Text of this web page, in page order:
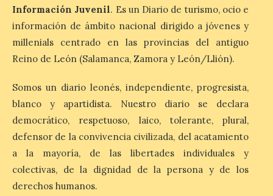
León es la provincia más
económica (116€/noche),
pero también una de las
más agotadas: solo un 4%
provincias con menos margen: apenas un
1% de los alojamientos siguen libres para
esas […]
El eclipse genera un boom
de reservas hoteleras y
precios desorbitados,
Información Juvenil. Es un Diario de turismo, ocio e
información de ámbito nacional dirigido a jóvenes y
millenials centrado en las provincias del antiguo
Reino de León (Salamanca, Zamora y León/Llión).
Somos un diario leonés, independiente, progresista,
blanco y apartidista. Nuestro diario se declara
democrático, respetuoso, laico, tolerante, plural,
defensor de la convivencia civilizada, del acatamiento
a la mayoría, de las libertades individuales y
colectivas, de la dignidad de la persona y de los
derechos humanos.